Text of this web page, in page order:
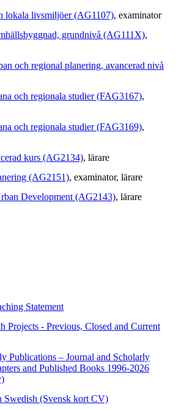
lokala livsmiljöer (AG1107), examinator
grundnivå (AG111X),
och regional planering, avancerad nivå
och regionala studier (FAG3167),
och regionala studier (FAG3169),
kurs (AG2134), lärare
(AG2151), examinator, lärare
Development (AG2143), lärare
Statement
Projects - Previous, Closed and Current
Publications – Journal and Scholarly
and Published Books 1996-2026
Swedish (Svensk kort CV)